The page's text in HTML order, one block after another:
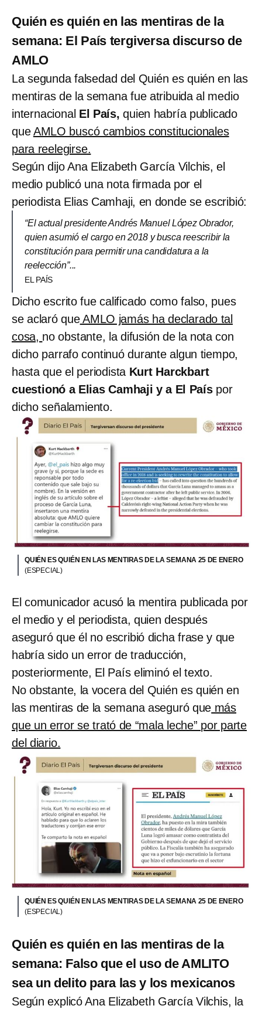
Quién es quién en las mentiras de la
semana: El País tergiversa discurso de
AMLO
La segunda falsedad del Quién es quién en las
mentiras de la semana fue atribuida al medio
internacional El País,quien habría publicado
queAMLO buscó cambios constitucionales
para reelegirse.
Según dijo Ana Elizabeth García Vilchis, el
medio publicó una nota firmada por el
periodista Elias Camhaji, en donde se escribió:
“El actual presidente Andrés Manuel López Obrador,
quien asumió el cargo en 2018 y busca reescribir la
constitución para permitir una candidatura a la
reelección”...
EL PAÍS
Dicho escrito fue calificado como falso, pues
se aclaró queAMLO jamás ha declarado tal
cosa, no obstante, la difusión de la nota con
dicho parrafo continuó durante algun tiempo,
hasta que el periodista Kurt Harckbart
cuestionó a Elias Camhaji y a El País por
dicho señalamiento.
QUIÉN ES QUIÉN EN LAS MENTIRAS DE LA SEMANA 25 DE ENERO
(ESPECIAL)
El comunicador acusó la mentira publicada por
el medio y el periodista, quien después
aseguró que él no escribió dicha frase y que
habría sido un error de traducción,
posteriormente, El País eliminó el texto.
No obstante, la vocera del Quién es quién en
las mentiras de la semana aseguró que más
que un error se trató de “mala leche” por parte
del diario.
QUIÉN ES QUIÉN EN LAS MENTIRAS DE LA SEMANA 25 DE ENERO
(ESPECIAL)
Quién es quién en las mentiras de la
semana: Falso que el uso de AMLITO
sea un delito para las y los mexicanos
Según explicó Ana Elizabeth García Vilchis, la